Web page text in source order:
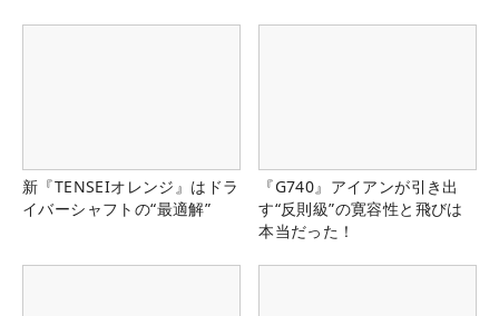
新『TENSEIオレンジ』はドラ
イバーシャフトの“最適解”
『G740』アイアンが引き出
す“反則級”の寛容性と飛びは
本当だった！